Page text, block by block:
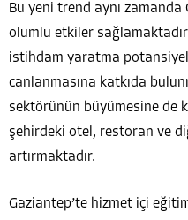
Bu yeni trend aynı
olumlu etkiler
istihdam yaratma
canlanmasına katkıda
sektörünün büyümesine de
şehirdeki otel, restoran ve
artırmaktadır.
Gaziantep’te hizmet içi